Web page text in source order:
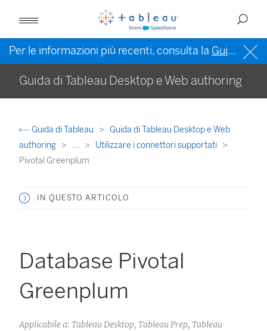
Per le informazioni più recenti, consulta la Guida di Tableau in inglese (Stati Uniti)
Guida di Tableau Desktop e Web authoring
Guida di Tableau
Guida di Tableau Desktop e Web
authoring
...
Utilizzare i connettori supportati
Pivotal Greenplum
IN QUESTO ARTICOLO
Database Pivotal
Greenplum
Applicabile a: Tableau Desktop, Tableau Prep, Tableau